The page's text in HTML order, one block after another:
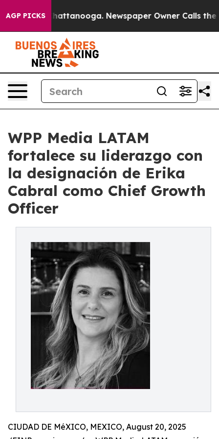
AGP PICKS
in Chattanooga. Newspaper Owner Calls the
WPP Media LATAM
fortalece su liderazgo con
la designación de Erika
Cabral como Chief Growth
Officer
CIUDAD DE MéXICO, MEXICO, August 20, 2025